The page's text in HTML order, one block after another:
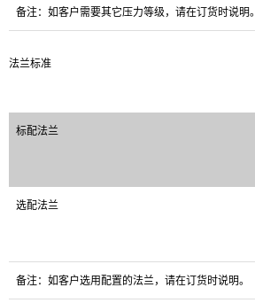
备注：如客户需要其它压力等级，请在订货时说明。
法兰标准
标配法兰
选配法兰
备注：如客户选用配置的法兰，请在订货时说明。